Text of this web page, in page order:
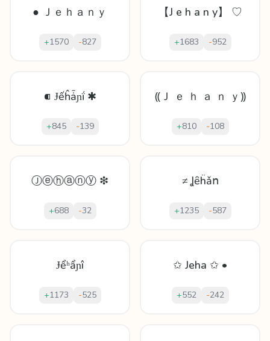
● Ｊｅｈａｎｙ
+1570 -827
【J e h a n y】 ♡
+1683 -952
⁌ Ɉếĥǡɲḯ ✱
+845 -139
⸨Ｊ ｅ ｈ ａ ｎ ｙ⸩
+810 -108
Ⓙⓔⓗⓐⓝⓨ ❇
+688 -32
≠ Ʝȇḧǎո
+1235 -587
Ɉểʰẩɲî
+1173 -525
✩ Jeha ✩ •
+552 -242